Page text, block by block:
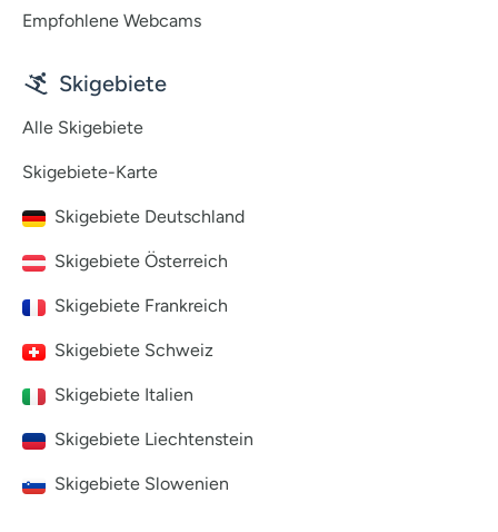
Empfohlene Webcams
Skigebiete
Alle Skigebiete
Skigebiete-Karte
Skigebiete Deutschland
Skigebiete Österreich
Skigebiete Frankreich
Skigebiete Schweiz
Skigebiete Italien
Skigebiete Liechtenstein
Skigebiete Slowenien